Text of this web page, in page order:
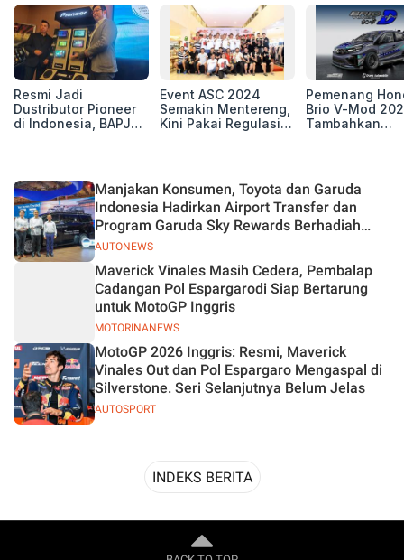
Resmi Jadi
Dustributor Pioneer
di Indonesia, BAPJ
Event ASC 2024
Semakin Mentereng,
Kini Pakai Regulasi
Pemenang
Brio V-Mod
Tambahkan
AUTONEWS
Manjakan Konsumen, Toyota dan Garuda
Indonesia Hadirkan Airport Transfer dan
Program Garuda Sky Rewards Berhadiah
Hybrid EV
MOTORINANEWS
Maverick Vinales Masih Cedera, Pembalap
Cadangan Pol Espargarodi Siap Bertarung
untuk MotoGP Inggris
AUTOSPORT
MotoGP 2026 Inggris: Resmi, Maverick
Vinales Out dan Pol Espargaro Mengaspal di
Silverstone. Seri Selanjutnya Belum Jelas
INDEKS BERITA